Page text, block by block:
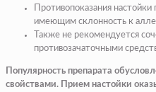
Противопоказания
имеющим склонность к
Также не рекомендуется
противозачаточными
Популярность препарата
свойствами. Прием настойки